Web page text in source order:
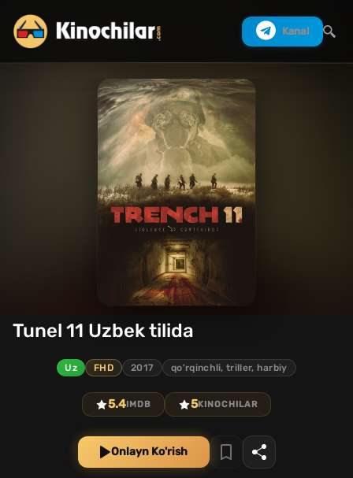
Kanal
Tunel 11 Uzbek tilida
Uz FHD 2017 qo'rqinchli, triller, harbiy
5.4 IMDB 5KINOCHILAR
Onlayn Ko'rish